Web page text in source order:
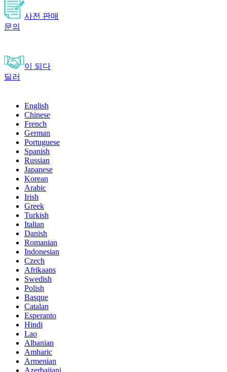
사전 판매
문의
이 되다
딜러
English
Chinese
French
German
Portuguese
Spanish
Russian
Japanese
Korean
Arabic
Irish
Greek
Turkish
Italian
Danish
Romanian
Indonesian
Czech
Afrikaans
Swedish
Polish
Basque
Catalan
Esperanto
Hindi
Lao
Albanian
Amharic
Armenian
Azerbaijani